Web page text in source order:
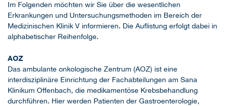
Im Folgenden möchten wir Sie über die wesentlichen
Erkrankungen und Untersuchungsmethoden im Bereich der
Medizinischen Klinik V informieren. Die Auflistung erfolgt dabei in
alphabetischer Reihenfolge.
AOZ
Das ambulante onkologische Zentrum (AOZ) ist eine
interdisziplinäre Einrichtung der Fachabteilungen am Sana
Klinikum Offenbach, die medikamentöse Krebsbehandlung
durchführen. Hier werden Patienten der Gastroenterologie,